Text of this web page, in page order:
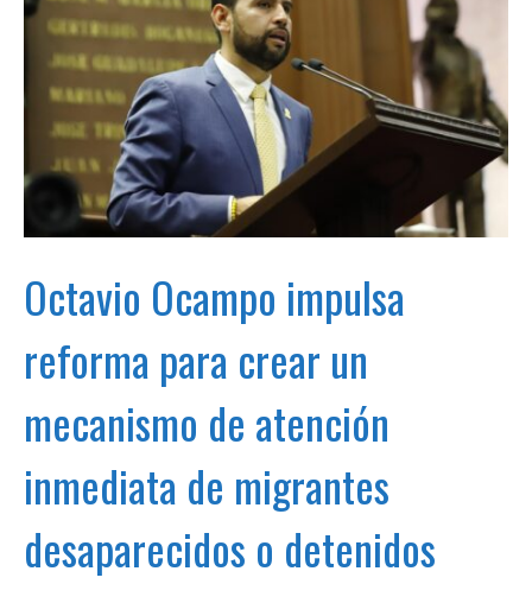
Octavio Ocampo impulsa
reforma para crear un
mecanismo de atención
inmediata de migrantes
desaparecidos o detenidos